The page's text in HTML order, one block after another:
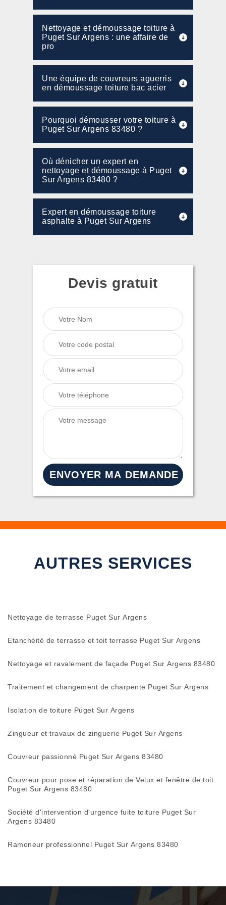
Nettoyage et démoussage toiture à
Puget Sur Argens : une affaire de
pro
Une équipe de couvreurs aguerris
en démoussage toiture bac acier
Pourquoi démousser votre toiture à
Puget Sur Argens 83480 ?
Où dénicher un expert en
nettoyage et démoussage à Puget
Sur Argens 83480 ?
Expert en démoussage toiture
asphalte à Puget Sur Argens
Devis gratuit
AUTRES SERVICES
Nettoyage de terrasse Puget Sur Argens
Etanchéité de terrasse et toit terrasse Puget Sur Argens
Nettoyage et ravalement de façade Puget Sur Argens 83480
Traitement et changement de charpente Puget Sur Argens
Isolation de toiture Puget Sur Argens
Zingueur et travaux de zinguerie Puget Sur Argens
Couvreur passionné Puget Sur Argens 83480
Couvreur pour pose et réparation de Velux et fenêtre de toit
Puget Sur Argens 83480
Société d'intervention d'urgence fuite toiture Puget Sur
Argens 83480
Ramoneur professionnel Puget Sur Argens 83480